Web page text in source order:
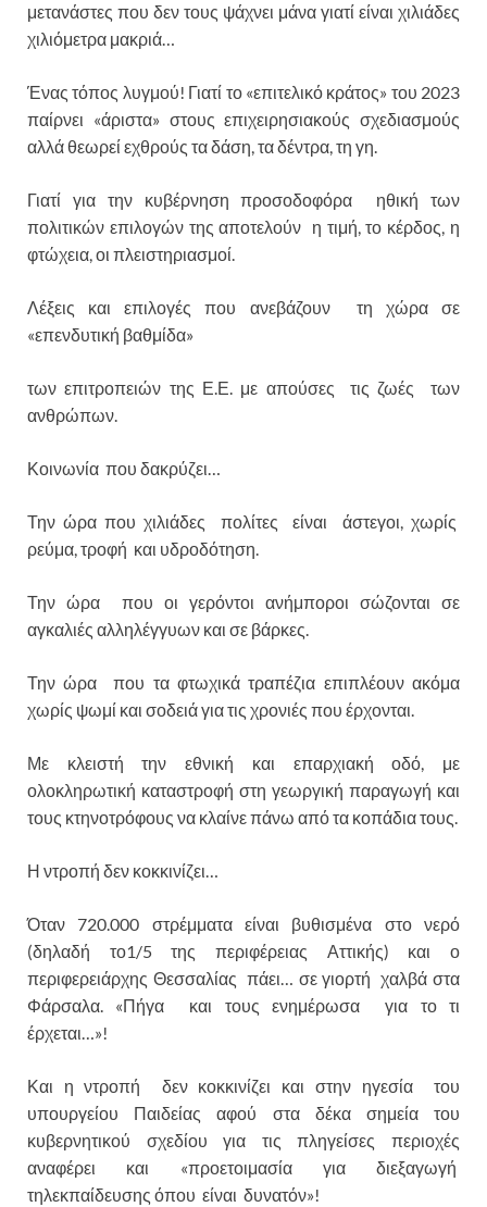
μετανάστες που δεν τους ψάχνει μάνα γιατί είναι χιλιάδες
χιλιόμετρα μακριά…
Ένας τόπος λυγμού! Γιατί το «επιτελικό κράτος» του 2023
παίρνει «άριστα» στους επιχειρησιακούς σχεδιασμούς
αλλά θεωρεί εχθρούς τα δάση, τα δέντρα, τη γη.
Γιατί για την κυβέρνηση προσοδοφόρα ηθική των
πολιτικών επιλογών της αποτελούν η τιμή, το κέρδος, η
φτώχεια, οι πλειστηριασμοί.
Λέξεις και επιλογές που ανεβάζουν τη χώρα σε
«επενδυτική βαθμίδα»
των επιτροπειών της Ε.Ε. με απούσες τις ζωές των
ανθρώπων.
Κοινωνία που δακρύζει…
Την ώρα που χιλιάδες πολίτες είναι άστεγοι, χωρίς
ρεύμα, τροφή και υδροδότηση.
Την ώρα που οι γερόντοι ανήμποροι σώζονται σε
αγκαλιές αλληλέγγυων και σε βάρκες.
Την ώρα που τα φτωχικά τραπέζια επιπλέουν ακόμα
χωρίς ψωμί και σοδειά για τις χρονιές που έρχονται.
Με κλειστή την εθνική και επαρχιακή οδό, με
ολοκληρωτική καταστροφή στη γεωργική παραγωγή και
τους κτηνοτρόφους να κλαίνε πάνω από τα κοπάδια τους.
Η ντροπή δεν κοκκινίζει…
Όταν 720.000 στρέμματα είναι βυθισμένα στο νερό
(δηλαδή το1/5 της περιφέρειας Αττικής) και ο
περιφερειάρχης Θεσσαλίας πάει… σε γιορτή χαλβά στα
Φάρσαλα. «Πήγα και τους ενημέρωσα για το τι
έρχεται…»!
Και η ντροπή δεν κοκκινίζει και στην ηγεσία του
υπουργείου Παιδείας αφού στα δέκα σημεία του
κυβερνητικού σχεδίου για τις πληγείσες περιοχές
αναφέρει και «προετοιμασία για διεξαγωγή
τηλεκπαίδευσης όπου είναι δυνατόν»!